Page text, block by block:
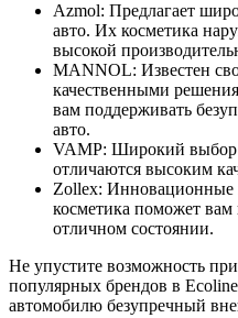
Azmol: Предлагает
авто. Их косметика
высокой
MANNOL: Известен
качественными
вам поддерживать
авто.
VAMP: Широкий выбор
отличаются высоким
Zollex:
косметика поможет вам
отличном состоянии.
Не упустите возможность
популярных брендов в
автомобилю безупречный